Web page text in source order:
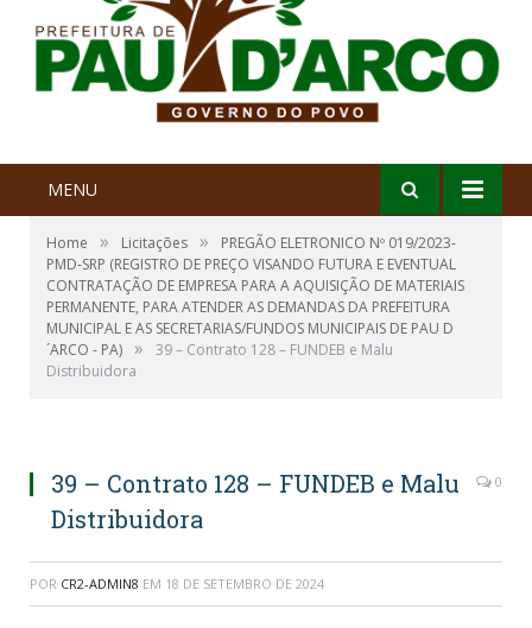
MENU
Home » Licitações »
PREGÃO ELETRONICO Nº 019/2023-
PMD-SRP (REGISTRO DE PREÇO VISANDO FUTURA E EVENTUAL
CONTRATAÇÃO DE EMPRESA PARA A AQUISIÇÃO DE MATERIAIS
PERMANENTE, PARA ATENDER AS DEMANDAS DA PREFEITURA
MUNICIPAL E AS SECRETARIAS/FUNDOS MUNICIPAIS DE PAU D
´ARCO - PA) »
39 – Contrato 128 – FUNDEB e Malu
Distribuidora
39 – Contrato 128 – FUNDEB e Malu
Distribuidora
0
POR CR2-ADMIN8 EM 18 DE SETEMBRO DE 2024